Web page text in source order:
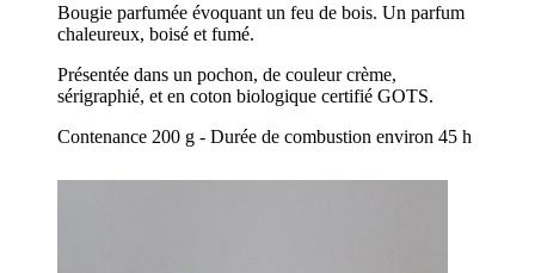
Bougie parfumée évoquant un feu de bois. Un parfum
chaleureux, boisé et fumé.
Présentée dans un pochon, de couleur crème,
sérigraphié, et en coton biologique certifié GOTS.
Contenance 200 g - Durée de combustion environ 45 h